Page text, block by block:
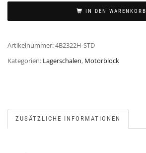
IN DEN WARENKORB
Artikelnummer:4B2322H-STD
Kategorien: Lagerschalen, Motorblock
ZUSÄTZLICHE INFORMATIONEN